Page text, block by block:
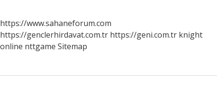
https://www.sahaneforum.com
https://genclerhirdavat.com.tr https://geni.com.tr knight
online nttgame Sitemap